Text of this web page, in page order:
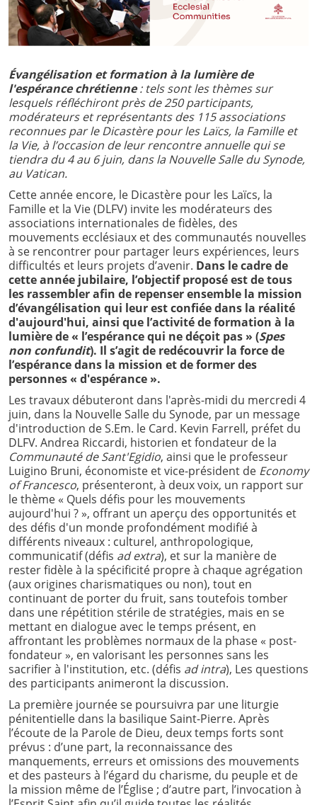
Évangélisation et formation à la lumière de
l'espérance chrétienne: tels sont les thèmes sur
lesquels réfléchiront près de 250 participants,
modérateurs et représentants des 115 associations
reconnues par le Dicastère pour les Laïcs, la Famille et
la Vie, à l’occasion de leur rencontre annuelle qui se
tiendra du 4 au 6 juin, dans la Nouvelle Salle du Synode,
au Vatican.
Cette année encore, le Dicastère pour les Laïcs, la
Famille et la Vie (DLFV) invite les modérateurs des
associations internationales de fidèles, des
mouvements ecclésiaux et des communautés nouvelles
à se rencontrer pour partager leurs expériences, leurs
difficultés et leurs projets d’avenir. Dans le cadre de
cette année jubilaire, l’objectif proposé est de tous
les rassembler afin de repenser ensemble la mission
d’évangélisation qui leur est confiée dans la réalité
d'aujourd'hui, ainsi que l’activité de formation à la
lumière de « l’espérance qui ne déçoit pas » (Spes
non confundit). Il s’agit de redécouvrir la force de
l’espérance dans la mission et de former des
personnes « d'espérance ».
Les travaux débuteront dans l'après-midi du mercredi 4
juin, dans la Nouvelle Salle du Synode, par un message
d'introduction de S.Em. le Card. Kevin Farrell, préfet du
DLFV. Andrea Riccardi, historien et fondateur de la
Communauté de Sant'Egidio, ainsi que le professeur
Luigino Bruni, économiste et vice-président de Economy
of Francesco, présenteront, à deux voix, un rapport sur
le thème « Quels défis pour les mouvements
aujourd'hui ? », offrant un aperçu des opportunités et
des défis d'un monde profondément modifié à
différents niveaux : culturel, anthropologique,
communicatif (défis ad extra), et sur la manière de
rester fidèle à la spécificité propre à chaque agrégation
(aux origines charismatiques ou non), tout en
continuant de porter du fruit, sans toutefois tomber
dans une répétition stérile de stratégies, mais en se
mettant en dialogue avec le temps présent, en
affrontant les problèmes normaux de la phase « post-
fondateur », en valorisant les personnes sans les
sacrifier à l'institution, etc. (défis ad intra), Les questions
des participants animeront la discussion.
La première journée se poursuivra par une liturgie
pénitentielle dans la basilique Saint-Pierre. Après
l’écoute de la Parole de Dieu, deux temps forts sont
prévus : d’une part, la reconnaissance des
manquements, erreurs et omissions des mouvements
et des pasteurs à l’égard du charisme, du peuple et de
la mission même de l’Église ; d’autre part, l’invocation à